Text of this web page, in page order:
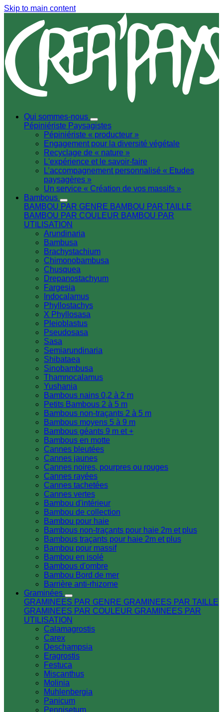
Skip to main content
Qui sommes-nous
Pépiniériste Paysagistes
Pépiniériste « producteur »
Engagement pour la diversité végétale
Recyclage de « nature »
L'expérience et le savoir-faire
L’accompagnement personnalisé « Etudes
paysagères »
Un service « Création de vos massifs »
Bambous
BAMBOU PAR GENRE BAMBOU PAR TAILLE
BAMBOU PAR COULEUR BAMBOU PAR
UTILISATION
Arundinaria
Bambusa
Brachystachium
Chimonobambusa
Chusquea
Drepanostachyum
Fargesia
Indocalamus
Phyllostachys
X Phyllosasa
Pleioblastus
Pseudosasa
Sasa
Semiarundinaria
Shibataea
Sinobambusa
Thamnocalamus
Yushania
Bambous nains 0,2 à 2 m
Petits Bambous 2 à 5 m
Bambous non-traçants 2 à 5 m
Bambous moyens 5 à 9 m
Bambous géants 9 m et +
Bambous en motte
Cannes bleutées
Cannes jaunes
Cannes noires, pourpres ou rouges
Cannes rayées
Cannes tachetées
Cannes vertes
Bambou d'intérieur
Bambou de collection
Bambou pour haie
Bambous non-traçants pour haie 2m et plus
Bambous traçants pour haie 2m et plus
Bambou pour massif
Bambou en isolé
Bambous d'ombre
Bambou Bord de mer
Barrière anti-rhizome
Graminées
GRAMINEES PAR GENRE GRAMINEES PAR TAILLE
GRAMINEES PAR COULEUR GRAMINEES PAR
UTILISATION
Calamagrostis
Carex
Deschampsia
Eragrostis
Festuca
Miscanthus
Molinia
Muhlenbergia
Panicum
Pennisetum